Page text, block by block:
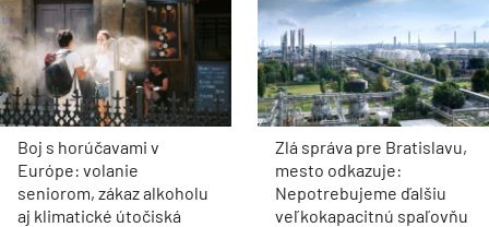
Boj s horúčavami v
Európe: volanie
seniorom, zákaz alkoholu
aj klimatické útočiská
Zlá správa pre Bratislavu,
mesto odkazuje:
Nepotrebujeme ďalšiu
veľkokapacitnú spaľovňu